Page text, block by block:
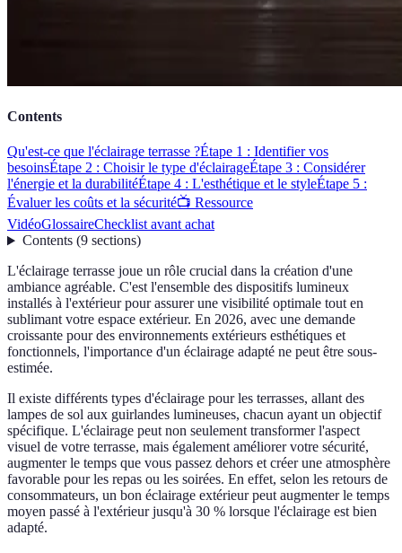
Contents
Qu'est-ce que l'éclairage terrasse ?Étape 1 : Identifier vos
besoinsÉtape 2 : Choisir le type d'éclairageÉtape 3 : Considérer
l'énergie et la durabilitéÉtape 4 : L'esthétique et le styleÉtape 5 :
Évaluer les coûts et la sécurité📺 Ressource
VidéoGlossaireChecklist avant achat
Contents(9 sections)
L'éclairage terrasse joue un rôle crucial dans la création d'une
ambiance agréable. C'est l'ensemble des dispositifs lumineux
installés à l'extérieur pour assurer une visibilité optimale tout en
sublimant votre espace extérieur. En 2026, avec une demande
croissante pour des environnements extérieurs esthétiques et
fonctionnels, l'importance d'un éclairage adapté ne peut être sous-
estimée.
Il existe différents types d'éclairage pour les terrasses, allant des
lampes de sol aux guirlandes lumineuses, chacun ayant un objectif
spécifique. L'éclairage peut non seulement transformer l'aspect
visuel de votre terrasse, mais également améliorer votre sécurité,
augmenter le temps que vous passez dehors et créer une atmosphère
favorable pour les repas ou les soirées. En effet, selon les retours de
consommateurs, un bon éclairage extérieur peut augmenter le temps
moyen passé à l'extérieur jusqu'à 30 % lorsque l'éclairage est bien
adapté.